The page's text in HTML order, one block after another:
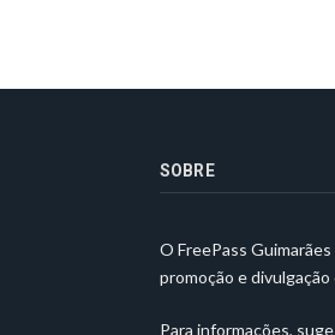
SOBRE
O FreePass
promoção e
Para informações,